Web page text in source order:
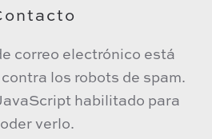
correo electrónico está
los robots de spam.
habilitado para
verlo.